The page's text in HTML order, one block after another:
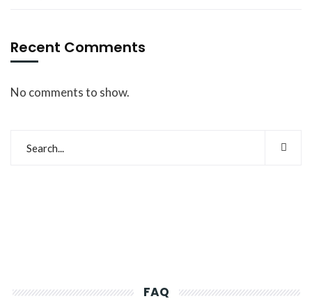
Recent Comments
No comments to show.
FAQ